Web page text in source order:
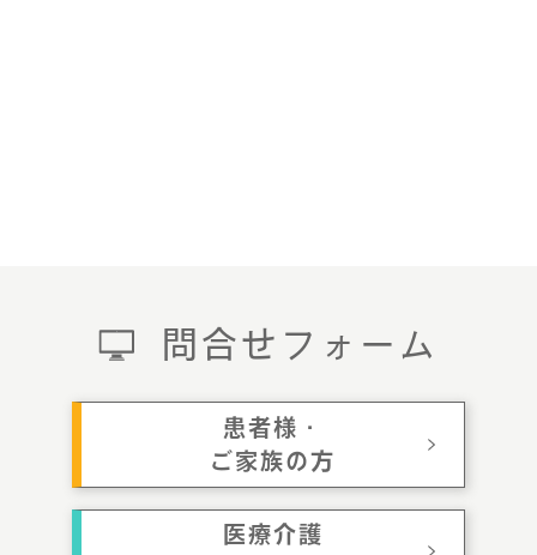
問合せフォーム
患者様・
ご家族の方
医療介護